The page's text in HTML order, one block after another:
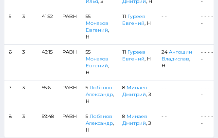
5 3 41:52 РАВН
55
Монахов
Евгений,
Н
11 Гуреев
Евгений, Н
- -
- - - -
-
6 3 43:15 РАВН
55
Монахов
Евгений,
Н
11 Гуреев
Евгений, Н
24Антошин
Владислав,
Н
- - - -
-
7 3 55:6 РАВН 5 Лобанов
Александр,
Н
8 Минаев
Дмитрий, З
- -
- - - -
-
8 3 59:48 РАВН 5 Лобанов
Александр,
Н
8 Минаев
Дмитрий, З
- -
- - - -
-